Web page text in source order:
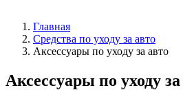
Главная
Средства по уходу за авто
Аксессуары по уходу за авто
Аксессуары по уходу за